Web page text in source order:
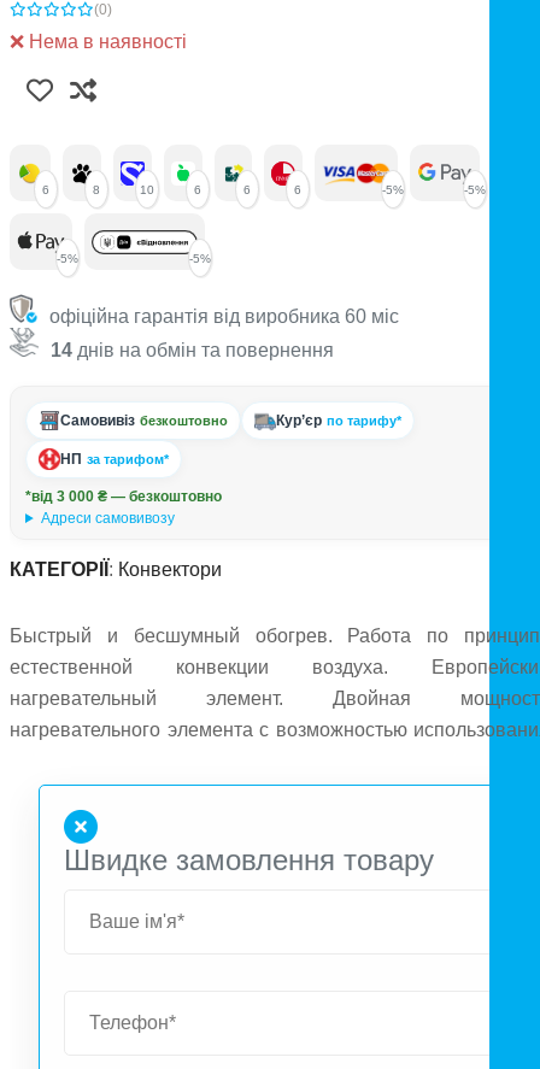
(0)
❌ Нема в наявності
6 8 10 6 6 6 -5% -5%
-5% -5%
офіційна гарантія від виробника 60 міс
14 днів на обмін та повернення
Самовивіз безкоштовно Кур’єр по тарифу*
НП за тарифом*
*від 3 000 ₴ — безкоштовно
Адреси самовивозу
КАТЕГОРІЇ : Конвектори
Быстрый и бесшумный обогрев. Работа по
естественной конвекции воздуха.
нагревательный элемент. Двойная
нагревательного элемента с возможностью
температуры +8°С. Ручка для переноски.
Швидке замовлення товару